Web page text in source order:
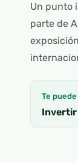
Un punto
parte de
Te
Invertir